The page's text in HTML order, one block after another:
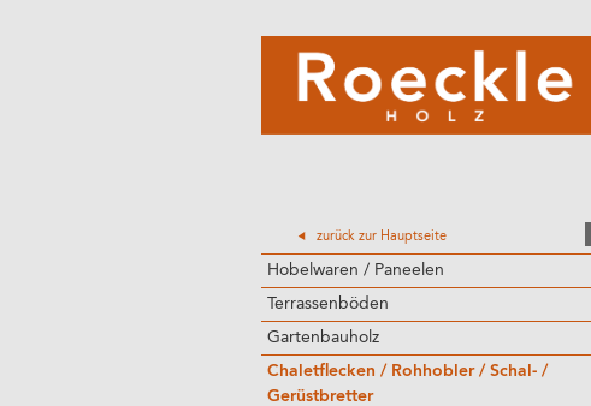
zurück zur Hauptseite
Hobelwaren / Paneelen
Terrassenböden
Gartenbauholz
Chaletflecken / Rohhobler / Schal- /
Gerüstbretter